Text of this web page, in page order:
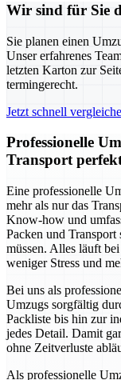
Wir sind für Sie
Sie planen einen
Unser erfahrenes
letzten Karton zur
termingerecht.
Jetzt schnell
Professionelle
Transport
Eine professionelle
mehr als nur das
Know-how und
Packen und Transport
müssen. Alles läuft
weniger Stress und
Bei uns als
Umzugs sorgfältig
Packliste bis hin zur
jedes Detail. Damit
ohne Zeitverluste
Als professionelle